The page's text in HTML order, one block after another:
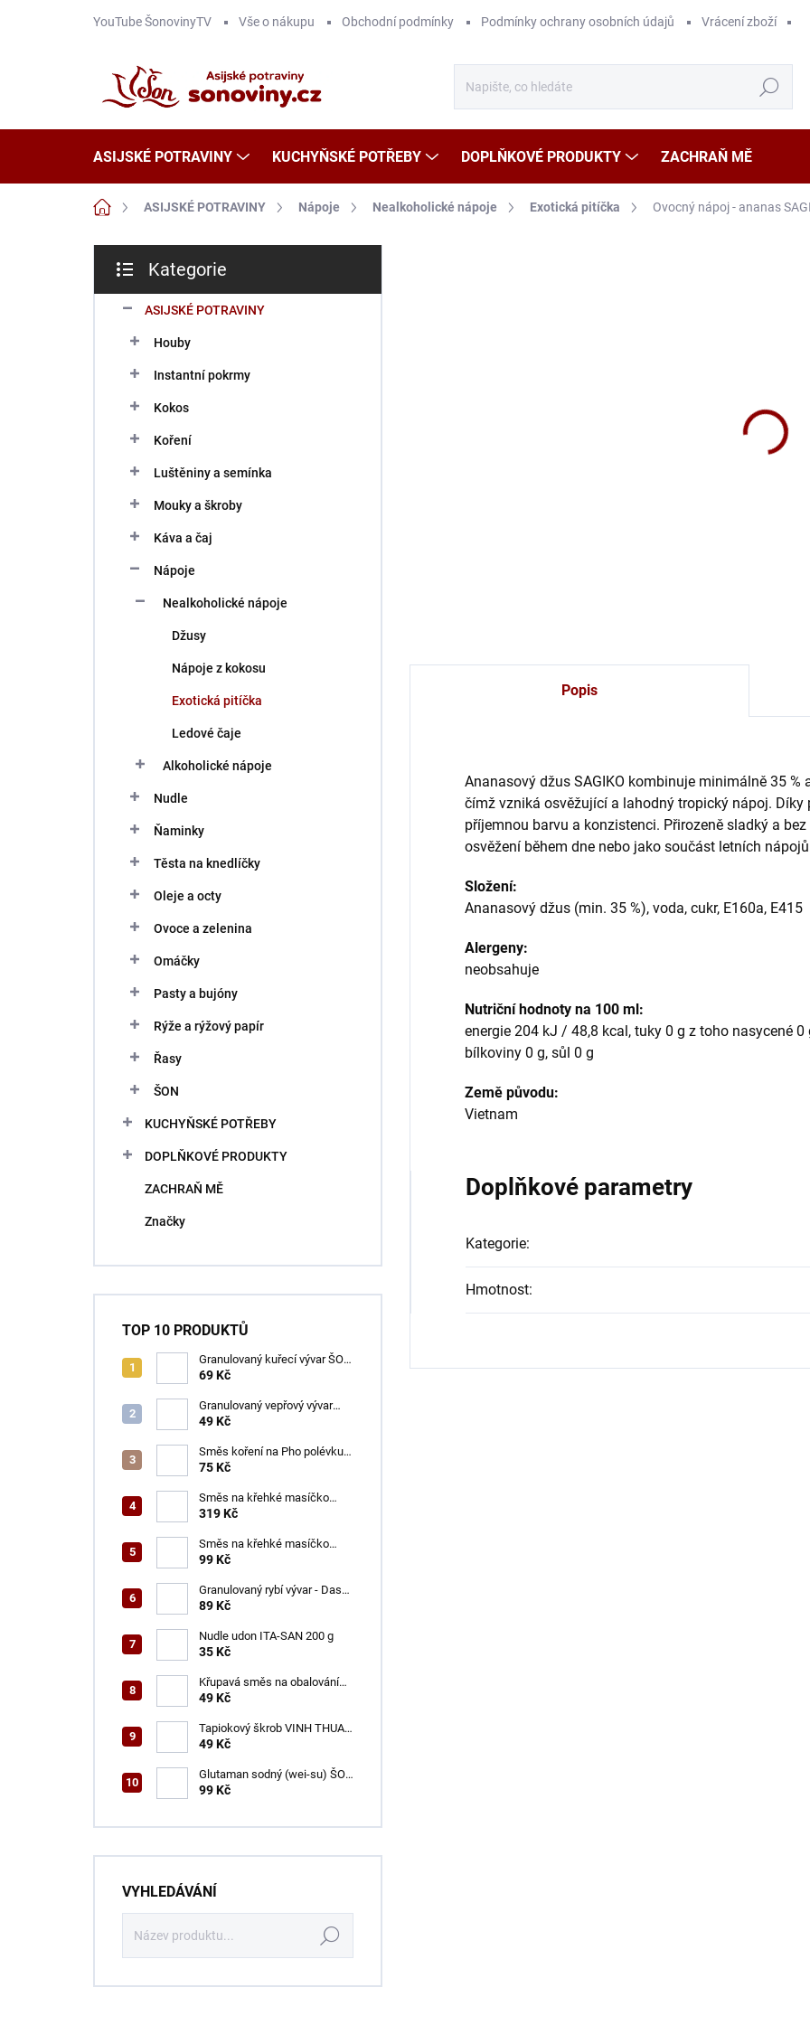
YouTube ŠonovinyTV Vše o nákupu Obchodní podmínky Podmínky ochrany osobních údajů Vrácení zboží
Hledat
ASIJSKÉ POTRAVINY KUCHYŇSKÉ POTŘEBY DOPLŇKOVÉ PRODUKTY ZACHRAŇ MĚ
Domů ASIJSKÉ POTRAVINY Nápoje Nealkoholické nápoje Exotická pitíčka Ovocný nápoj - ananas
s
kategorie
Kategorie
ASIJSKÉ POTRAVINY
Houby
Instantní pokrmy
Kokos
Koření
Luštěniny a semínka
Mouky a škroby
Káva a čaj
Nápoje
Nealkoholické nápoje
Džusy
Nápoje z kokosu
Exotická pitíčka
Ledové čaje
Alkoholické nápoje
Nudle
Ňaminky
Těsta na knedlíčky
Oleje a octy
Ovoce a zelenina
Omáčky
Pasty a bujóny
Rýže a rýžový papír
Řasy
ŠON
KUCHYŇSKÉ POTŘEBY
DOPLŇKOVÉ PRODUKTY
ZACHRAŇ MĚ
Značky
TOP 10 PRODUKTŮ
Granulovaný kuřecí vývar ŠON
100 g
69 Kč
Granulovaný vepřový vývar
ŠON 100 g
49 Kč
Směs koření na Pho polévku
ŠON 65 g
75 Kč
Směs na křehké masíčko
ŠON 400 g
319 Kč
Směs na křehké masíčko
ŠON 125 g
99 Kč
Granulovaný rybí vývar - Dashi
ŠON 100 g
89 Kč
Nudle udon ITA-SAN 200 g
35 Kč
Křupavá směs na obalování
VINH THUAN 150 g
49 Kč
Tapiokový škrob VINH THUAN
400 g
49 Kč
Glutaman sodný (wei-su) ŠON
500 g
99 Kč
VYHLEDÁVÁNÍ
Hledat
Popis
Ananasový džus SAGIKO kombinuje minimálně 35
čímž vzniká osvěžující a lahodný tropický nápoj.
příjemnou barvu a konzistenci. Přirozeně sladký a
osvěžení během dne nebo jako součást letních
Složení:
Ananasový džus (min. 35 %), voda, cukr, E160a, E415
Alergeny:
neobsahuje
Nutriční hodnoty na 100 ml:
energie 204 kJ / 48,8 kcal, tuky 0 g z toho nasycené
bílkoviny 0 g, sůl 0 g
Země původu:
Vietnam
Doplňkové parametry
Kategorie:
Hmotnost: